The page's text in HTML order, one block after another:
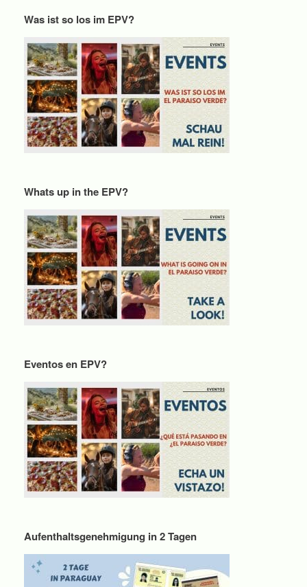
Was ist so los im EPV?
Whats up in the EPV?
Eventos en EPV?
Aufenthaltsgenehmigung in 2 Tagen